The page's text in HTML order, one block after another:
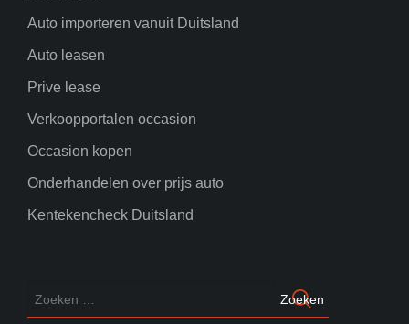
Auto importeren vanuit Duitsland
Auto leasen
Prive lease
Verkoopportalen occasion
Occasion kopen
Onderhandelen over prijs auto
Kentekencheck Duitsland